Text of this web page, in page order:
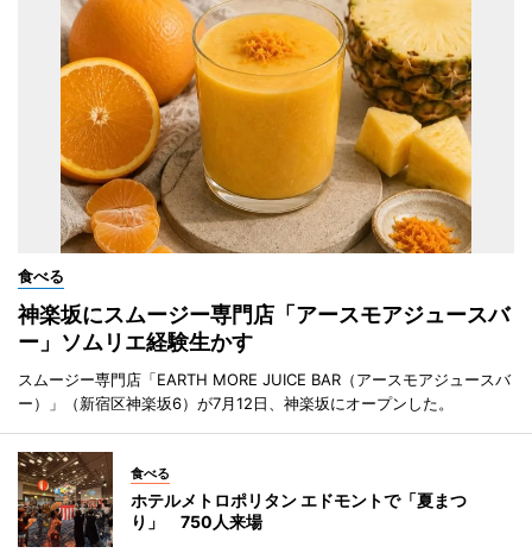
食べる
神楽坂にスムージー専門店「アースモアジュースバ
ー」ソムリエ経験生かす
スムージー専門店「EARTH MORE JUICE BAR（アースモアジュースバ
ー）」（新宿区神楽坂6）が7月12日、神楽坂にオープンした。
食べる
ホテルメトロポリタン エドモントで「夏まつ
り」 750人来場